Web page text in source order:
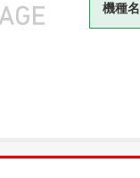
機種名